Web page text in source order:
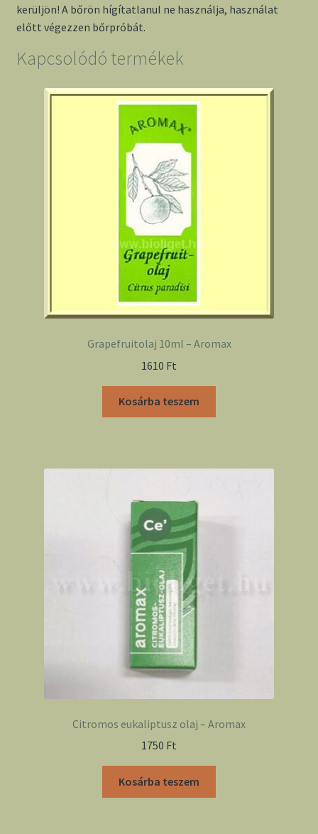
kerüljön! A bőrön hígítatlanul ne használja, használat
előtt végezzen bőrpróbát.
Kapcsolódó termékek
Grapefruitolaj 10ml – Aromax
1610 Ft
Kosárba teszem
Citromos eukaliptusz olaj – Aromax
1750 Ft
Kosárba teszem